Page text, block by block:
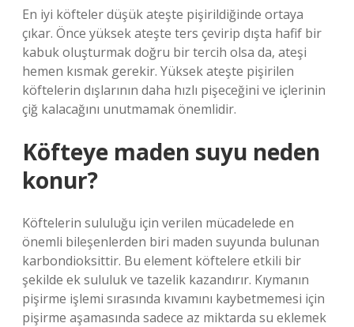
En iyi köfteler düşük ateşte pişirildiğinde ortaya
çıkar. Önce yüksek ateşte ters çevirip dışta hafif bir
kabuk oluşturmak doğru bir tercih olsa da, ateşi
hemen kısmak gerekir. Yüksek ateşte pişirilen
köftelerin dışlarının daha hızlı pişeceğini ve içlerinin
çiğ kalacağını unutmamak önemlidir.
Köfteye maden suyu neden
konur?
Köftelerin sululuğu için verilen mücadelede en
önemli bileşenlerden biri maden suyunda bulunan
karbondioksittir. Bu element köftelere etkili bir
şekilde ek sululuk ve tazelik kazandırır. Kıymanın
pişirme işlemi sırasında kıvamını kaybetmemesi için
pişirme aşamasında sadece az miktarda su eklemek